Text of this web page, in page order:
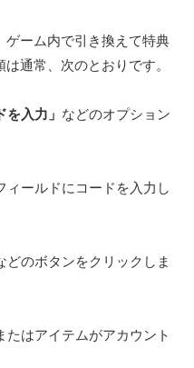
ゲーム内で引き換えて特典
通常、次のとおりです。
を入力」 などのオプション
ィールドにコードを入力し
のボタンをクリックしま
はアイテムがアカウント